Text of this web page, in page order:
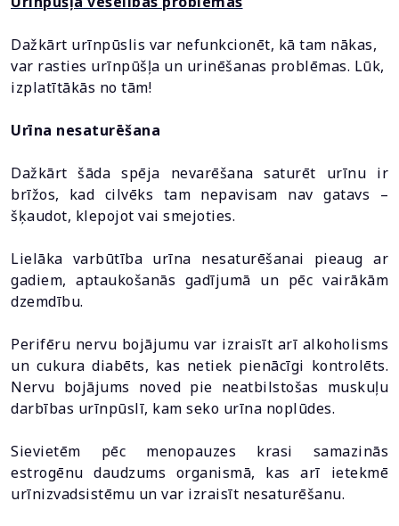
Dažkārt urīnpūslis var nefunkcionēt, kā tam nākas,
var rasties urīnpūšļa un urinēšanas problēmas. Lūk,
izplatītākās no tām!
Urīna nesaturēšana
Dažkārt šāda spēja nevarēšana saturēt urīnu ir
brīžos, kad cilvēks tam nepavisam nav gatavs –
šķaudot, klepojot vai smejoties.
Lielāka varbūtība urīna nesaturēšanai pieaug ar
gadiem, aptaukošanās gadījumā un pēc vairākām
dzemdību.
Perifēru nervu bojājumu var izraisīt arī alkoholisms
un cukura diabēts, kas netiek pienācīgi kontrolēts.
Nervu bojājums noved pie neatbilstošas muskuļu
darbības urīnpūslī, kam seko urīna noplūdes.
Sievietēm pēc menopauzes krasi samazinās
estrogēnu daudzums organismā, kas arī ietekmē
urīnizvadsistēmu un var izraisīt nesaturēšanu.